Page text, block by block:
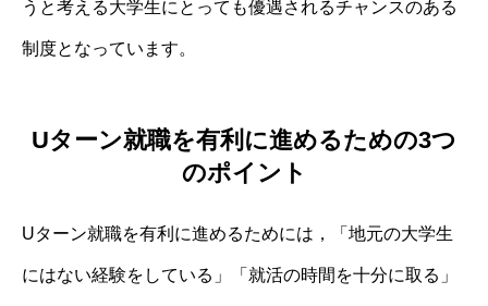
うと考える大学生にとっても優遇されるチャンスのある
制度となっています。
Uターン就職を有利に進めるための3つ
のポイント
Uターン就職を有利に進めるためには，「地元の大学生
にはない経験をしている」「就活の時間を十分に取る」